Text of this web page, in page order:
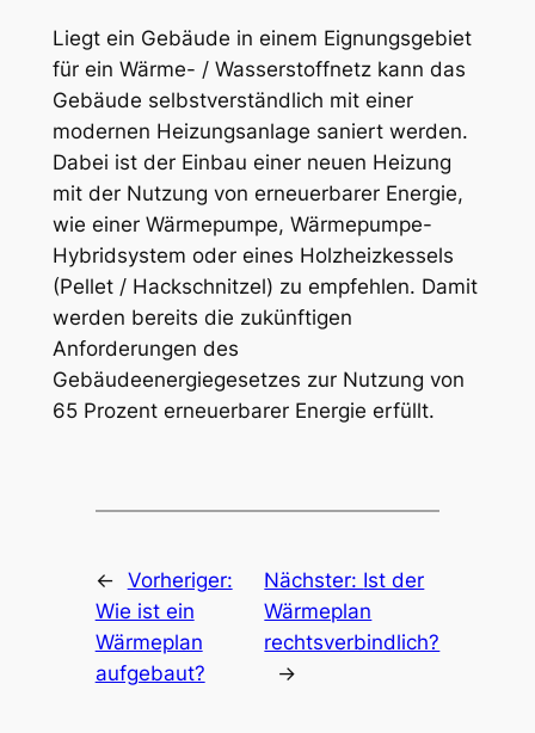
Liegt ein Gebäude in einem Eignungsgebiet
für ein Wärme- / Wasserstoffnetz kann das
Gebäude selbstverständlich mit einer
modernen Heizungsanlage saniert werden.
Dabei ist der Einbau einer neuen Heizung
mit der Nutzung von erneuerbarer Energie,
wie einer Wärmepumpe, Wärmepumpe-
Hybridsystem oder eines Holzheizkessels
(Pellet / Hackschnitzel) zu empfehlen. Damit
werden bereits die zukünftigen
Anforderungen des
Gebäudeenergiegesetzes zur Nutzung von
65 Prozent erneuerbarer Energie erfüllt.
← Vorheriger:
Wie ist ein
Wärmeplan
aufgebaut?
Nächster: Ist der
Wärmeplan
rechtsverbindlich?
→